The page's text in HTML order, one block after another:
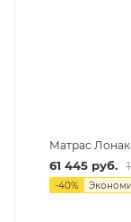
Матрас
61 445руб.
-40%